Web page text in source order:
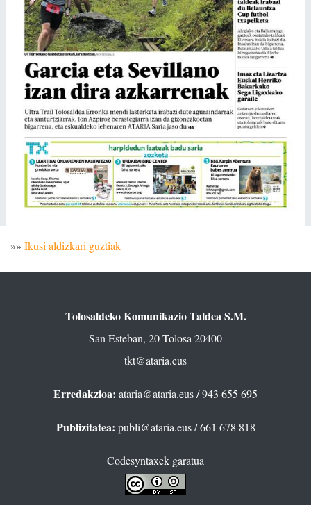
»» Ikusi aldizkari guztiak
Tolosaldeko Komunikazio Taldea S.M.
San Esteban, 20 Tolosa 20400
tkt@ataria.eus
Erredakzioa: ataria@ataria.eus/ 943 655 695
Publizitatea: publi@ataria.eus/ 661 678 818
Codesyntaxek garatua